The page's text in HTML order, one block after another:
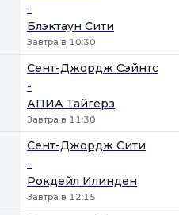
-
Блэктаун Сити
Завтра в 10:30
Сент-Джордж Сэйнтс
-
АПИА Тайгерз
Завтра в 11:30
Сент-Джордж Сити
-
Рокдейл Илинден
Завтра в 12:15